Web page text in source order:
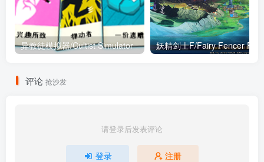
异教徒模拟器/Cultist Simulator 妖精剑士F/Fairy Fencer F
评论 抢沙发
请登录后发表评论
登录 注册